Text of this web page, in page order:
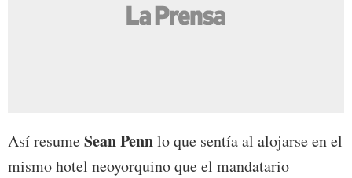
Así resumeSean Pennlo que sentía al alojarse en el
mismo hotel neoyorquino que el mandatario